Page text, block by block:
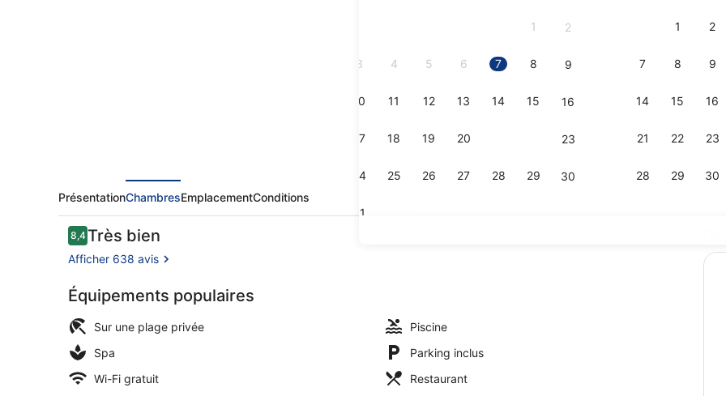
1 2
3 4 5 6 7 8 9
10 11 12 13 14 15 16
17 18 19 20 23
24 25 26 27 28 29 30
31
1 2
7 8 9
14 15 16
21 22 23
28 29 30
Plage privée, sable blanc, chaises longues, parasols
Vue
PrésentationChambresEmplacementConditions
Avis
voyageurs
8,48,4 sur 10
Très bien
Afficher 638 avis
Équipements populaires
Sur une plage privée
Piscine
Spa
Parking inclus
Wi-Fi gratuit
Restaurant